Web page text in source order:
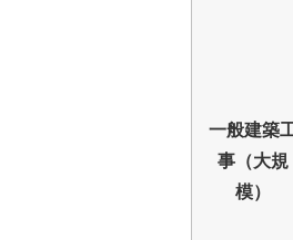
一般建築
事（大規
模）